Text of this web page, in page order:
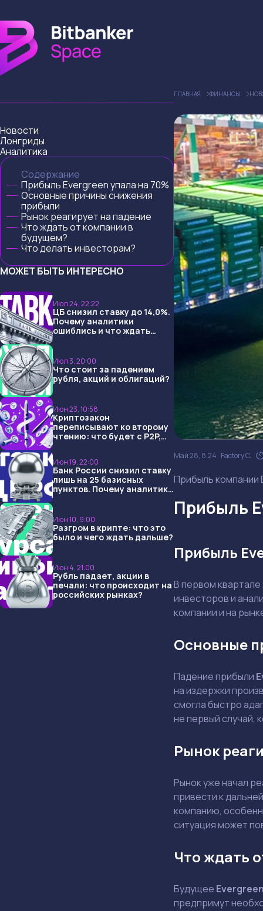
Новости
Лонгриды
Аналитика
Содержание
Прибыль Evergreen упала на 70%
Основные причины снижения
прибыли
Рынок реагирует на падение
Что ждать от компании в
будущем?
Что делать инвесторам?
МОЖЕТ БЫТЬ ИНТЕРЕСНО
Июл 24, 22:22
ЦБ снизил ставку до 14,0%.
Почему аналитики
ошиблись и что ждать
Июл 3, 20:00
Что стоит за падением
рубля, акций и облигаций?
Июн 23, 10:58
Криптозакон
переписывают ко второму
чтению: что будет с P2P,
Июн 19, 22:00
Банк России снизил ставку
лишь на 25 базисных
пунктов. Почему аналитики
Июн 10, 9:00
Разгром в крипте: что это
было и чего ждать дальше?
Июн 4, 21:00
Рубль падает, акции в
печали: что происходит на
российских рынках?
ГЛАВНАЯ ФИНАНСЫ
Май 28, 8:24 Factory C.
Прибыль компании
Прибыль
Прибыль
В первом
инвесторов и
компании и на
Основные
Падение прибыли
на издержки
смогла быстро
не первый случай,
Рынок
Рынок уже начал
привести к
компанию,
ситуация может
Что ждать
Будущее
предпримут